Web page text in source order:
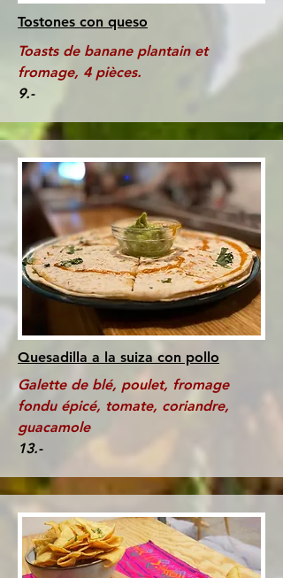
Tostones con queso
Toasts de banane plantain et
fromage, 4 pièces.
9.-
Quesadilla a la suiza con pollo
Galette de blé, poulet, fromage
fondu épicé, tomate, coriandre,
guacamole
13.-